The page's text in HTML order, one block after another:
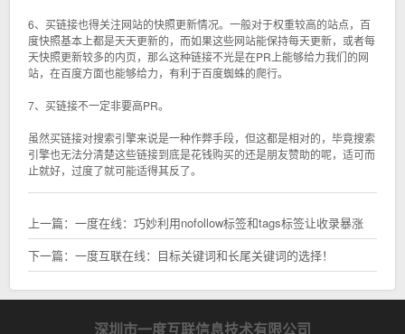
6、买链接也得关注网站的快照更新情况。一般对于权重较高的站点，百
度快照基本上都是天天更新的，而如果这些网站能保持每天更新，或者每
天快照更新较多的内页，那么这种链接不光是在PR上能够给力我们的网
站，在百度方面也能够给力，有利于百度蜘蛛的爬行。
7、买链接不一定非要高PR。
虽然买链接对搜索引擎来说是一种作弊手段，但这都是相对的，毕竟搜索
引擎也无法分清楚这些链接到底是花钱购买的还是朋友赞助的呢，适可而
止就好，过度了就可能适得其反了。
上一篇： 一度在线：巧妙利用nofollow标签和tags标签让收录暴涨
下一篇： 一度互联在线：目标关键词和长尾关键词的选择！
深圳市一度互联信息技术有限公司